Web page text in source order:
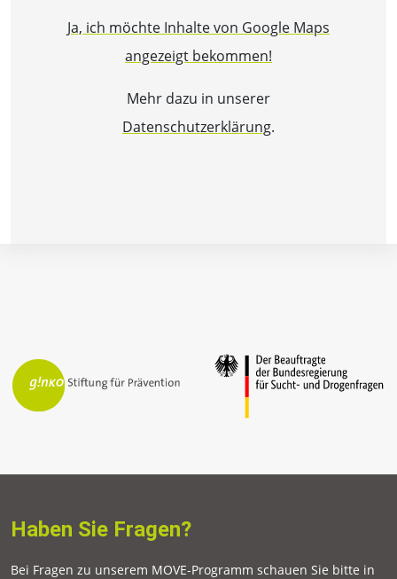
Ja, ich möchte Inhalte von Google Maps
angezeigt bekommen!
Mehr dazu in unserer
Datenschutzerklärung.
Haben Sie Fragen?
Bei Fragen zu unserem MOVE-Programm schauen Sie bitte in